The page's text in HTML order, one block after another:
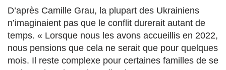
D’après Camille Grau, la plupart des Ukrainiens
n’imaginaient pas que le conflit durerait autant de
temps. « Lorsque nous les avons accueillis en 2022,
nous pensions que cela ne serait que pour quelques
mois. Il reste complexe pour certaines familles de se